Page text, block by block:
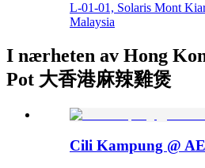
L-01-01, Solaris Mont
Malaysia
I nærheten av Hong
Pot 大香港麻辣雞煲
Cili Kampung @